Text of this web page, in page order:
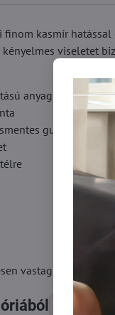
finom kasmír
viseletet
anyag
gumiszalag
vastag, meleg
Térdzokni